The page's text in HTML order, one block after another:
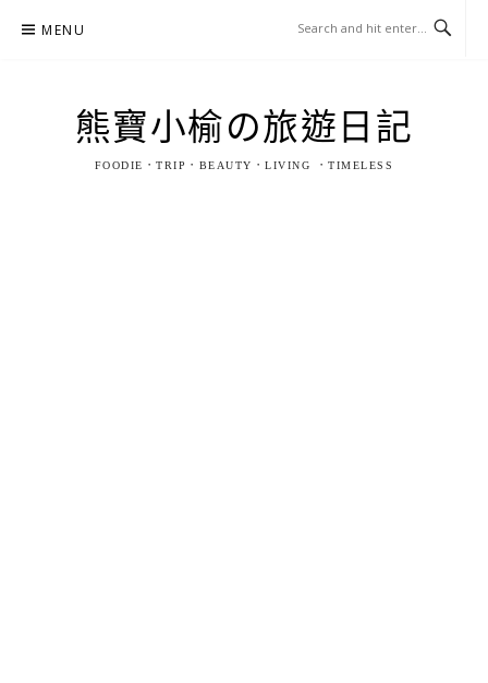
MENU
熊寶小榆の旅遊日記
FOODIE．TRIP．BEAUTY．LIVING ．TIMELESS